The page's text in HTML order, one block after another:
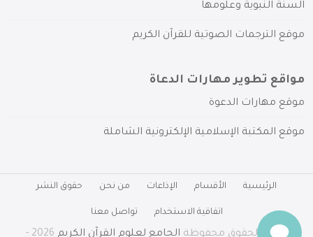
السنة النبوية وعلومها
موقع الترجمات الصوتية للقرآن الكريم
مواقع تطوير مهارات الدعاة
موقع مهارات الدعوة
موقع المكتبة الإسلامية الإلكترونية الشاملة
الرئيسية الأقسام الإذاعات من نحن حقوق النشر
اتفاقية الاستخدام تواصل معنا
جميع الحقوق محفوظة الجامع لعلوم القرآن الكريم 2026 -